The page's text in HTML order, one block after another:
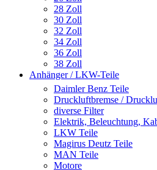
28 Zoll
30 Zoll
32 Zoll
34 Zoll
36 Zoll
38 Zoll
Anhänger / LKW-Teile
Daimler Benz Teile
Druckluftbremse /
diverse Filter
Elektrik, Beleuchtung,
LKW Teile
Magirus Deutz Teile
MAN Teile
Motore